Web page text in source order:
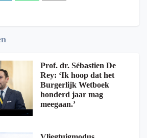
Prof. dr. Sébastien De
Rey: ‘Ik hoop dat het
Burgerlijk Wetboek
honderd jaar mag
meegaan.’